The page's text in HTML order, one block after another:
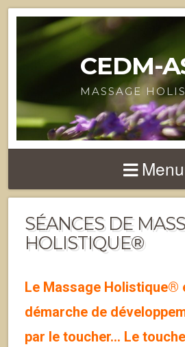
CEDM-
MASSAGE
Menu
SÉANCES DE
HOLISTIQUE®
Le Massage Holistique®
démarche de
par le toucher… Le